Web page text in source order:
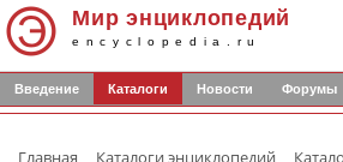
Мир энциклопедий
encyclopedia.ru
Введение Каталоги Новости Форумы
Главная Каталоги энциклопедий